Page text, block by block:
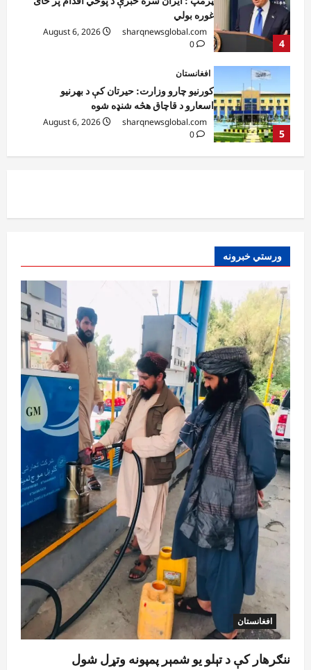
4
غوره بولي
sharqnewsglobal.com
0
5
افغانستان
کورنیو چارو وزارت: حیرتان کې د بهرنیو
اسعارو د قاچاق هڅه شنډه شوه
sharqnewsglobal.com
0
0
2
چارې په بېلابېلو برخو کې روانې دي
sharqnewsglobal.com
0
3
آمریکا
ټرمپ : د امریکا د وسلو زېرمتونونه لا هم ډېر
دي
sharqnewsglobal.com
August 6, 2026
0
4
آمریکا
ټرمپ : ایران سره خبرې د پوځي اقدام پر ځای
غوره بولي
sharqnewsglobal.com
August 6, 2026
0
افغانستان
کورنیو چارو وزارت: حیرتان کې د بهرنیو
اسعارو د قاچاق هڅه شنډه شوه
sharqnewsglobal.com
August 6, 2026
0
ورستي خبرونه
افغانستان
ننګرهار کې د تېلو یو شمېر پمپونه وتړل شول